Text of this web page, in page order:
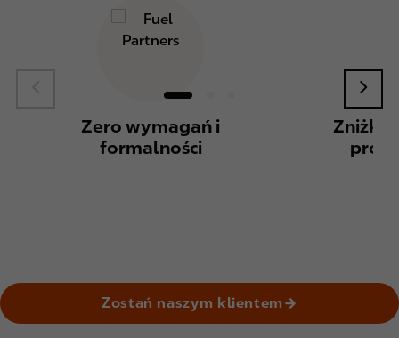
Zero wymagań i
formalności
Zniżki
Zostań naszym klientem